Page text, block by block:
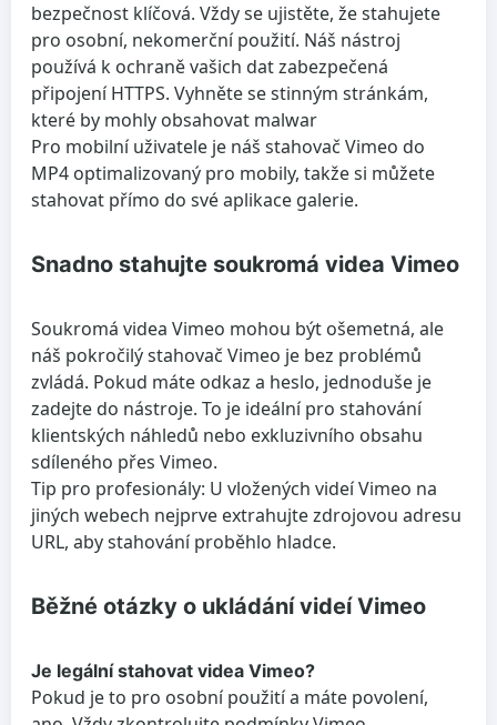
bezpečnost klíčová. Vždy se ujistěte, že stahujete
pro osobní, nekomerční použití. Náš nástroj
používá k ochraně vašich dat zabezpečená
připojení HTTPS. Vyhněte se stinným stránkám,
které by mohly obsahovat malwar
Pro mobilní uživatele je náš stahovač Vimeo do
MP4 optimalizovaný pro mobily, takže si můžete
stahovat přímo do své aplikace galerie.
Snadno stahujte soukromá videa Vimeo
Soukromá videa Vimeo mohou být ošemetná, ale
náš pokročilý stahovač Vimeo je bez problémů
zvládá. Pokud máte odkaz a heslo, jednoduše je
zadejte do nástroje. To je ideální pro stahování
klientských náhledů nebo exkluzivního obsahu
sdíleného přes Vimeo.
Tip pro profesionály: U vložených videí Vimeo na
jiných webech nejprve extrahujte zdrojovou adresu
URL, aby stahování proběhlo hladce.
Běžné otázky o ukládání videí Vimeo
Je legální stahovat videa Vimeo?
Pokud je to pro osobní použití a máte povolení,